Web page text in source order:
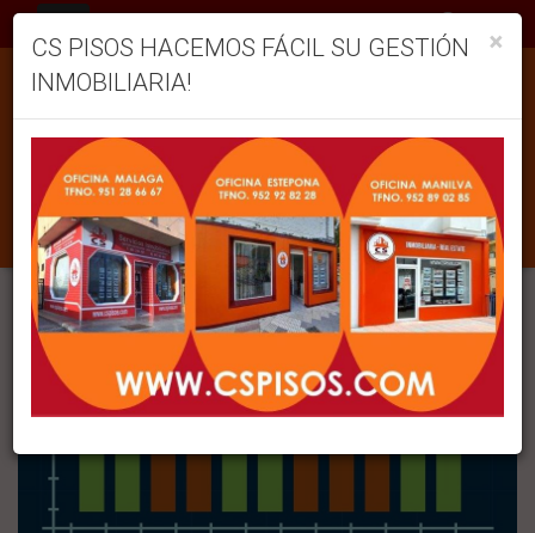
¿POR QUÉ SE PRODUCEN CICLOS
ECONÓMICOS?
×
CS PISOS HACEMOS FÁCIL SU GESTIÓN
INMOBILIARIA!